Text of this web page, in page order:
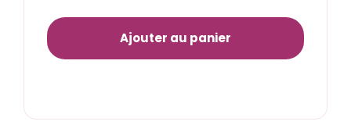
Ajouter au panier